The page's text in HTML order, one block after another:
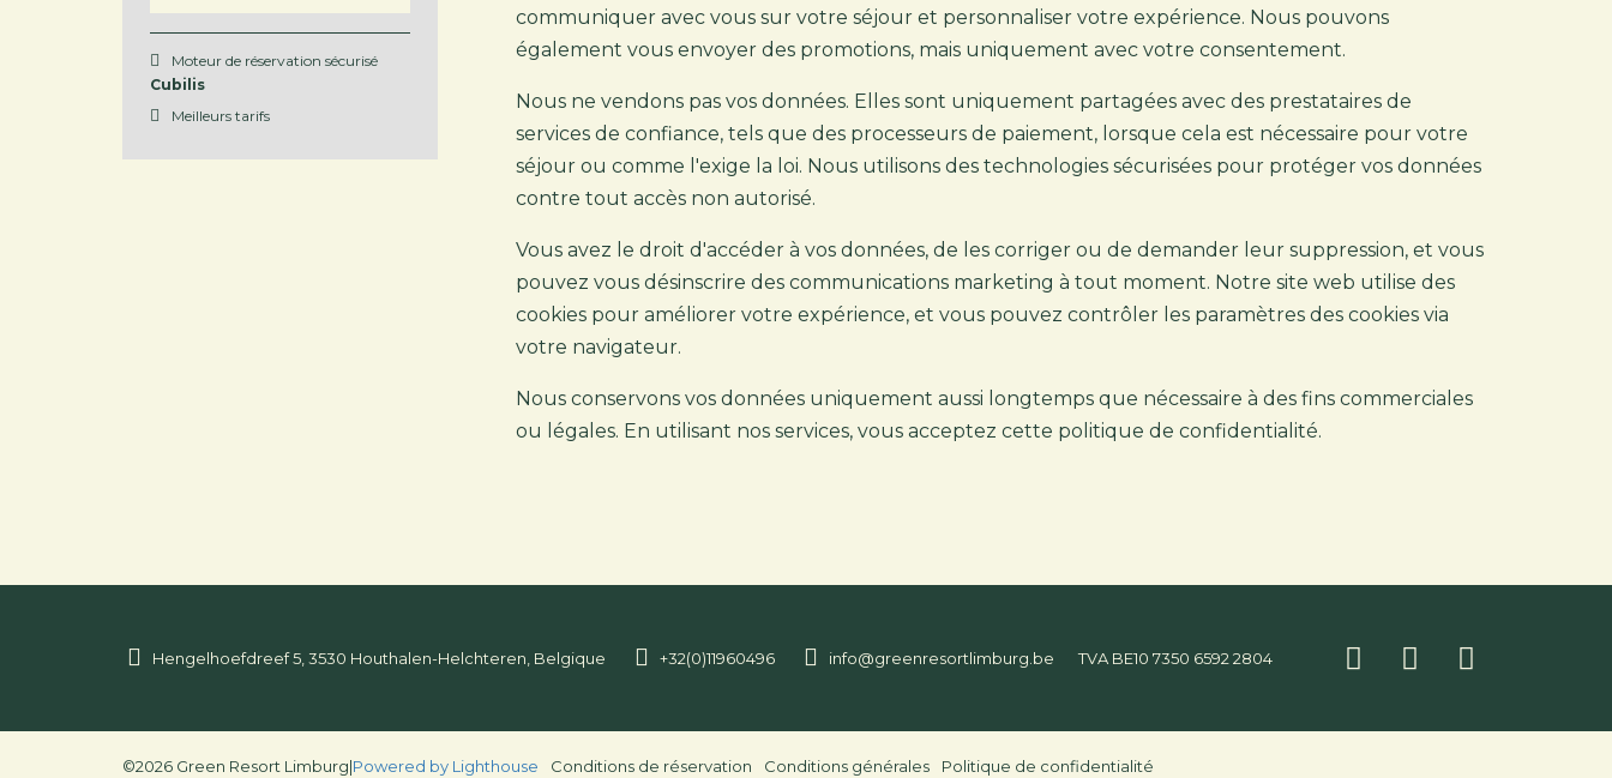
Moteur de réservation sécurisé
Cubilis
Meilleurs tarifs
communiquer avec vous sur votre séjour et personnaliser votre expérience. Nous pouvons
également vous envoyer des promotions, mais uniquement avec votre consentement.
Nous ne vendons pas vos données. Elles sont uniquement partagées avec des prestataires de
services de confiance, tels que des processeurs de paiement, lorsque cela est nécessaire pour votre
séjour ou comme l'exige la loi. Nous utilisons des technologies sécurisées pour protéger vos données
contre tout accès non autorisé.
Vous avez le droit d'accéder à vos données, de les corriger ou de demander leur suppression, et vous
pouvez vous désinscrire des communications marketing à tout moment. Notre site web utilise des
cookies pour améliorer votre expérience, et vous pouvez contrôler les paramètres des cookies via
votre navigateur.
Nous conservons vos données uniquement aussi longtemps que nécessaire à des fins commerciales
ou légales. En utilisant nos services, vous acceptez cette politique de confidentialité.
Hengelhoefdreef 5, 3530 Houthalen-Helchteren, Belgique +32(0)11960496 info@greenresortlimburg.be TVA BE10 7350 6592 2804
©2026 Green Resort Limburg|Powered by Lighthouse Conditions de réservation Conditions générales Politique de confidentialité